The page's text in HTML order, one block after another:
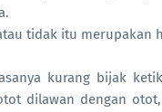
tidak itu merupakan
kurang bijak
dilawan dengan